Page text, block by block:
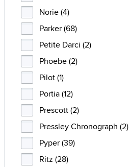
Norie (4)
Parker (68)
Petite Darci (2)
Phoebe (2)
Pilot (1)
Portia (12)
Prescott (2)
Pressley Chronograph (2)
Pyper (39)
Ritz (28)